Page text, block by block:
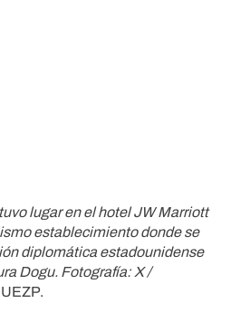
lugar en el hotel JW Marriott
establecimiento donde se
diplomática estadounidense
Dogu. Fotografía: X /